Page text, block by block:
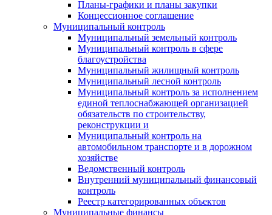
Планы-графики и планы закупки
Концессионное соглашение
Муниципальный контроль
Муниципальный земельный контроль
Муниципальный контроль в сфере
благоустройства
Муниципальный жилищный контроль
Муниципальный лесной контроль
Муниципальный контроль за исполнением
единой теплоснабжающей организацией
обязательств по строительству,
реконструкции и
Муниципальный контроль на
автомобильном транспорте и в дорожном
хозяйстве
Ведомственный контроль
Внутренний муниципальный финансовый
контроль
Реестр категорированных объектов
Муниципальные финансы